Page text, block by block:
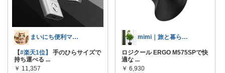
まいにち便利マーケット
【#楽天1位】
手のひらサイズで
持ち運べる ...
￥ 11,357
mimi｜旅と暮らし ✈️🌿
ロジクール ERGO M575SPで快
適な ...
￥ 6,930